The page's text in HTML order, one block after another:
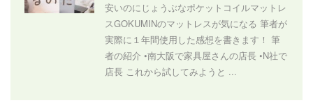
安いのにじょうぶなポケットコイルマットレ
スGOKUMINのマットレスが気になる 筆者が
実際に１年間使用した感想を書きます！ 筆
者の紹介 •南大阪で家具屋さんの店長 •N社で
店長 これから試してみようと ...